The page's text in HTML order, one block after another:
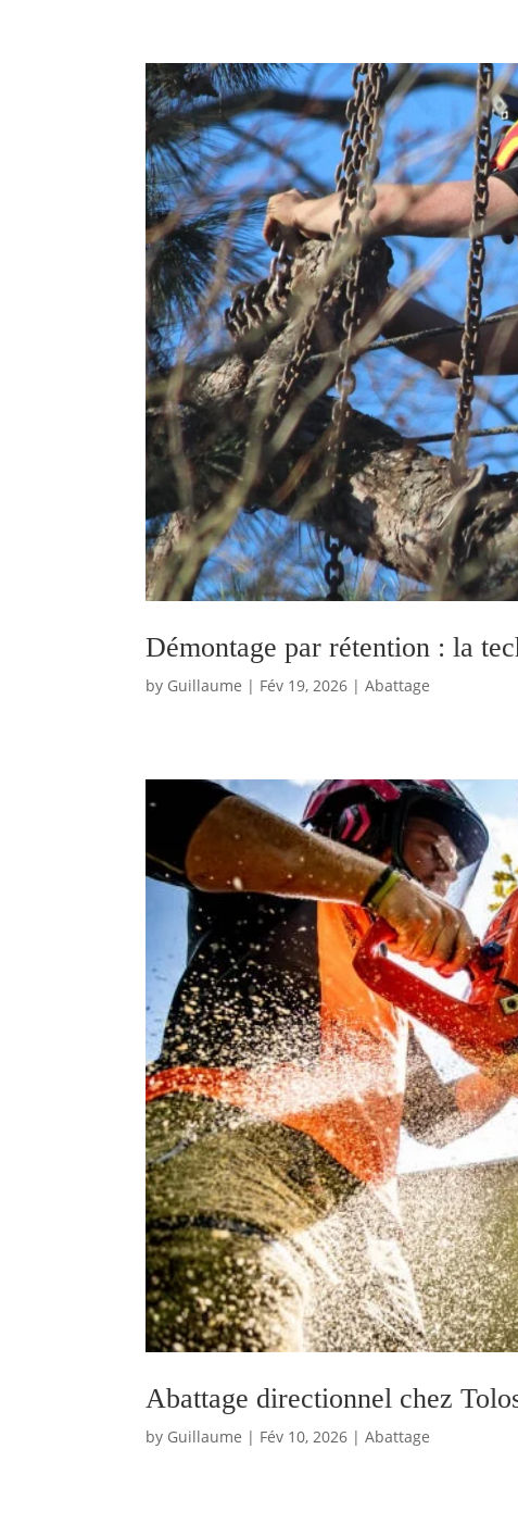
ÉLAGAGE ABATTAGE HAUBANAGE
Démontage par rétention : la
by Guillaume | Fév 19, 2026 |Abattage
Abattage directionnel chez
by Guillaume | Fév 10, 2026 |Abattage